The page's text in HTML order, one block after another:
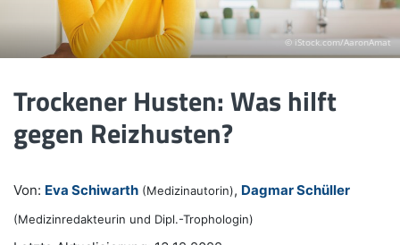
© iStock.com/AaronAmat
Trockener Husten: Was hilft
gegen Reizhusten?
Von: Eva Schiwarth (Medizinautorin), Dagmar Schüller
(Medizinredakteurin und Dipl.-Trophologin)